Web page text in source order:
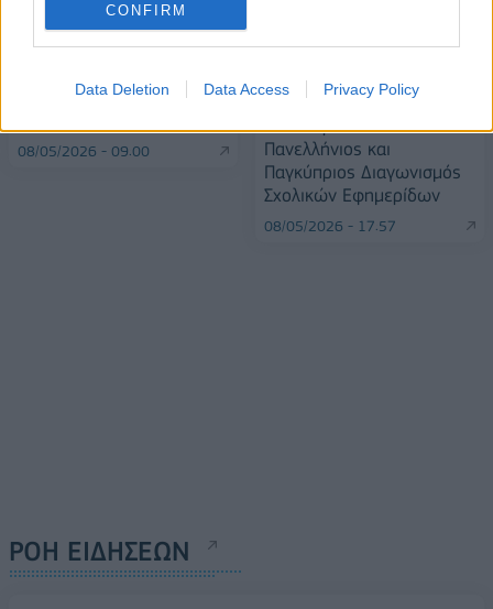
CONFIRM
Data Deletion Data Access Privacy Policy
Τα πρωτοσέλιδα των
08/05/2026 - 09:00
Alter Ego Media:
Ολοκληρώθηκε ο
Πανελλήνιος και
Παγκύπριος Διαγωνισμός
Σχολικών Εφημερίδων
08/05/2026 - 17:57
ΡΟΗ ΕΙΔΗΣΕΩΝ